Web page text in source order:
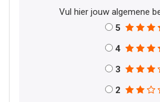
Vul hier jouw algemene
5
4
3
2